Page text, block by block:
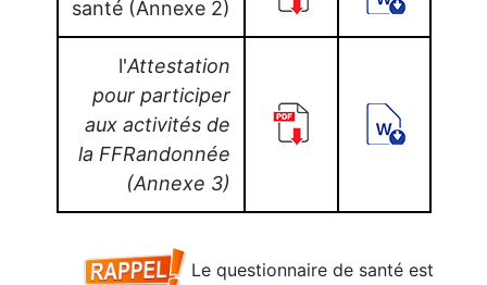
santé (Annexe 2)
l'Attestation
pour participer
aux activités de
la FFRandonnée
(Annexe 3)
Le questionnaire de santé est